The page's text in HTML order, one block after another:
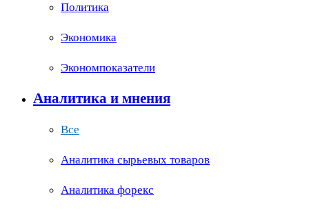
Политика
Экономика
Экономпоказатели
Аналитика и мнения
Все
Аналитика сырьевых товаров
Аналитика форекс